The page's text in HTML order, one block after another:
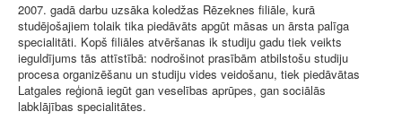
2007. gadā darbu uzsāka koledžas Rēzeknes filiāle, kurā
studējošajiem tolaik tika piedāvāts apgūt māsas un ārsta palīga
specialitāti. Kopš filiāles atvēršanas ik studiju gadu tiek veikts
ieguldījums tās attīstībā: nodrošinot prasībām atbilstošu studiju
procesa organizēšanu un studiju vides veidošanu, tiek piedāvātas
Latgales reģionā iegūt gan veselības aprūpes, gan sociālās
labklājības specialitātes.